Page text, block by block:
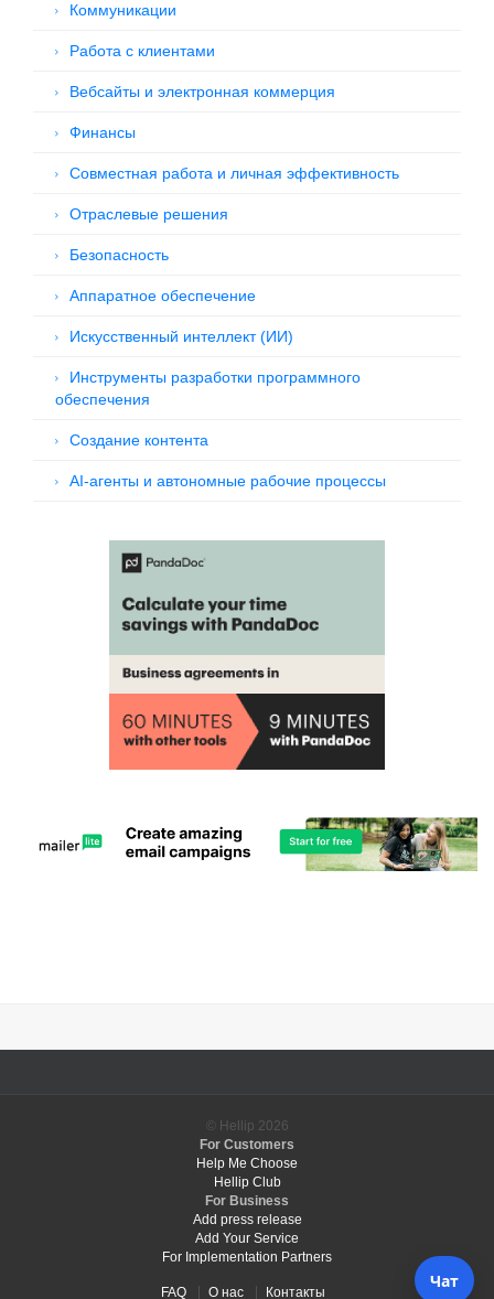
Коммуникации
Работа с клиентами
Вебсайты и электронная коммерция
Финансы
Совместная работа и личная эффективность
Отраслевые решения
Безопасность
Аппаратное обеспечение
Искусственный интеллект (ИИ)
Инструменты разработки программного
обеспечения
Создание контента
AI-агенты и автономные рабочие процессы
© Hellip 2026
For Customers
Help Me Choose
Hellip Club
For Business
Add press release
Add Your Service
For Implementation Partners
FAQ О нас Контакты